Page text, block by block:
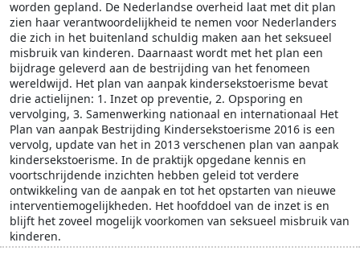
worden gepland. De Nederlandse overheid laat met dit plan
zien haar verantwoordelijkheid te nemen voor Nederlanders
die zich in het buitenland schuldig maken aan het seksueel
misbruik van kinderen. Daarnaast wordt met het plan een
bijdrage geleverd aan de bestrijding van het fenomeen
wereldwijd. Het plan van aanpak kindersekstoerisme bevat
drie actielijnen: 1. Inzet op preventie, 2. Opsporing en
vervolging, 3. Samenwerking nationaal en internationaal Het
Plan van aanpak Bestrijding Kindersekstoerisme 2016 is een
vervolg, update van het in 2013 verschenen plan van aanpak
kindersekstoerisme. In de praktijk opgedane kennis en
voortschrijdende inzichten hebben geleid tot verdere
ontwikkeling van de aanpak en tot het opstarten van nieuwe
interventiemogelijkheden. Het hoofddoel van de inzet is en
blijft het zoveel mogelijk voorkomen van seksueel misbruik van
kinderen.